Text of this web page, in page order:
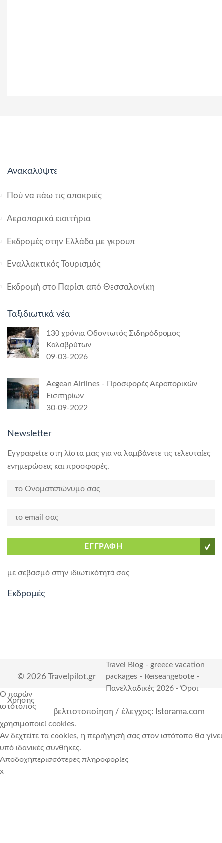
Ανακαλύψτε
Πού να πάω τις αποκριές
Αεροπορικά εισιτήρια
Εκδρομές στην Ελλάδα με γκρουπ
Εναλλακτικός Τουρισμός
Εκδρομή στο Παρίσι από Θεσσαλονίκη
Ταξιδιωτικά νέα
130 χρόνια Οδοντωτός Σιδηρόδρομος
Καλαβρύτων
09-03-2026
Aegean Airlines - Προσφορές Αεροπορικών
Εισιτηρίων
30-09-2022
Newsletter
Εγγραφείτε στη λίστα μας για να λαμβάνετε τις τελευταίες
ενημερώσεις και προσφορές.
ΕΓΓΡΑΦΗ
με σεβασμό στην ιδιωτικότητά σας
Εκδρομές
© 2026 Travelpilot.gr
Travel Blog - greece vacation
packages - Reiseangebote -
Πανελλαδικές 2026 -Όροι
Χρήσης
βελτιστοποίηση / έλεγχος: Istorama.com
Ο παρών
ιστότοπος
χρησιμοποιεί cookies.
Αν δεχτείτε τα cookies, η περιήγησή σας στον ιστότοπο θα γίνει
υπό ιδανικές συνθήκες.
Αποδοχήπερισσότερες πληροφορίες
x